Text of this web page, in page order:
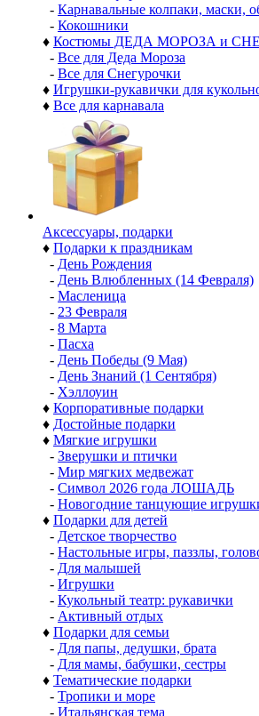
- Карнавальные колпаки, маски,
- Кокошники
♦ Костюмы ДЕДА МОРОЗА и
- Все для Деда Мороза
- Все для Снегурочки
♦ Игрушки-рукавички для
♦ Все для карнавала
Аксессуары, подарки
♦ Подарки к праздникам
- День Рождения
- День Влюбленных (14 Февраля)
- Масленица
- 23 Февраля
- 8 Марта
- Пасха
- День Победы (9 Мая)
- День Знаний (1 Сентября)
- Хэллоуин
♦ Корпоративные подарки
♦ Достойные подарки
♦ Мягкие игрушки
- Зверушки и птички
- Мир мягких медвежат
- Символ 2026 года ЛОШАДЬ
- Новогодние танцующие
♦ Подарки для детей
- Детское творчество
- Настольные игры, паззлы,
- Для малышей
- Игрушки
- Кукольный театр: рукавички
- Активный отдых
♦ Подарки для семьи
- Для папы, дедушки, брата
- Для мамы, бабушки, сестры
♦ Тематические подарки
- Тропики и море
- Итальянская тема